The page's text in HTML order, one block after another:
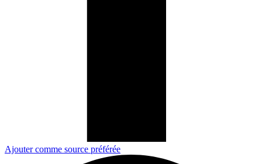
Ajouter comme source préférée